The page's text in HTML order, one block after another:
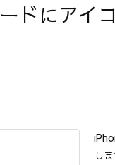
ドにアイ
し